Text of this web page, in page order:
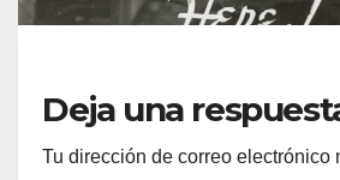
Deja una
Tu dirección de correo electrónico